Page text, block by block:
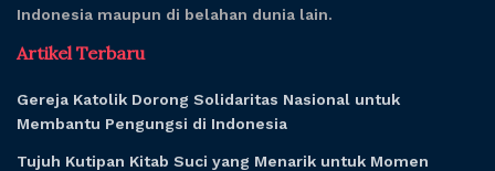
Indonesia maupun di belahan dunia lain.
Artikel Terbaru
Gereja Katolik Dorong Solidaritas Nasional untuk
Membantu Pengungsi di Indonesia
Tujuh Kutipan Kitab Suci yang Menarik untuk Momen